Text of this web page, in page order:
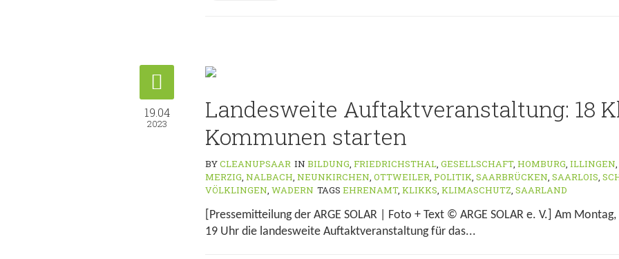
19.04
2023
Landesweite Auftaktveranstaltung: 18
Kommunen starten
BYCLEANUPSAAR IN BILDUNG, FRIEDRICHSTHAL, GESELLSCHAFT, HOMBURG, ILLINGEN,
MERZIG, NALBACH, NEUNKIRCHEN, OTTWEILER, POLITIK, SAARBRÜCKEN, SAARLOIS,
VÖLKLINGEN, WADERN TAGS EHRENAMT, KLIKKS, KLIMASCHUTZ, SAARLAND
[Pressemitteilung der ARGE SOLAR | Foto + Text © ARGE SOLAR e. V.] Am
19 Uhr die landesweite Auftaktveranstaltung für das...